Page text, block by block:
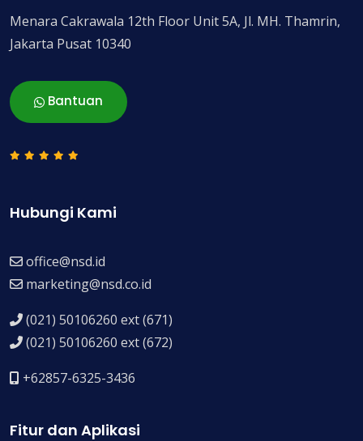
Menara Cakrawala 12th Floor Unit 5A, Jl. MH. Thamrin,
Jakarta Pusat 10340
Bantuan
Hubungi Kami
office@nsd.id
marketing@nsd.co.id
(021) 50106260 ext (671)
(021) 50106260 ext (672)
+62857-6325-3436
Fitur dan Aplikasi